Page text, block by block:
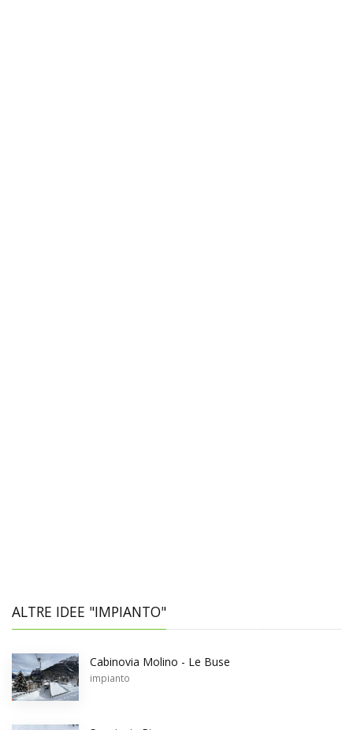
ALTRE IDEE "IMPIANTO"
Cabinovia Molino - Le Buse
impianto